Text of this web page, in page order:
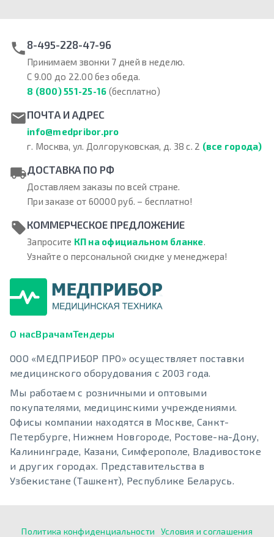
8-495-228-47-96
Принимаем звонки 7 дней в неделю.
С 9.00 до 22.00 без обеда.
8 (800) 551-25-16 (бесплатно)
ПОЧТА И АДРЕС
info@medpribor.pro
г. Москва, ул. Долгоруковская, д. 38 с. 2 (все города)
ДОСТАВКА ПО РФ
Доставляем заказы по всей стране.
При заказе от 60000 руб. – бесплатно!
КОММЕРЧЕСКОЕ ПРЕДЛОЖЕНИЕ
Запросите КП на официальном бланке.
Узнайте о персональной скидке у менеджера!
О насВрачамТендеры
ООО «МЕДПРИБОР ПРО» осуществляет поставки
медицинского оборудования с 2003 года.
Мы работаем с розничными и оптовыми
покупателями, медицинскими учреждениями.
Офисы компании находятся в Москве, Санкт-
Петербурге, Нижнем Новгороде, Ростове-на-Дону,
Калининграде, Казани, Симферополе, Владивостоке
и других городах. Представительства в
Узбекистане (Ташкент), Республике Беларусь.
Политика конфиденциальности Условия и соглашения